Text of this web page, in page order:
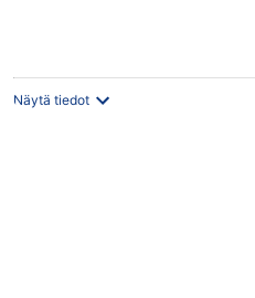
Näytä tiedot